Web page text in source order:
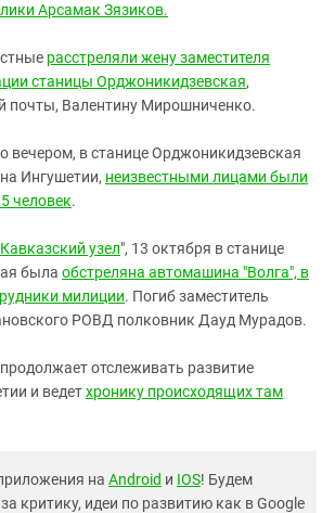
Арсамак Зязиков.
расстреляли жену заместителя
станицы Орджоникидзевская,
почты, Валентину Мирошниченко.
вечером, в станице Орджоникидзевская
Ингушетии, неизвестными лицами были
человек.
Кавказский узел", 13 октября в станице
была обстреляна автомашина "Волга", в
милиции. Погиб заместитель
РОВД полковник Дауд Мурадов.
продолжает отслеживать развитие
и ведетхронику происходящих там
на Android и IOS! Будем
критику, идеи по развитию как в Google